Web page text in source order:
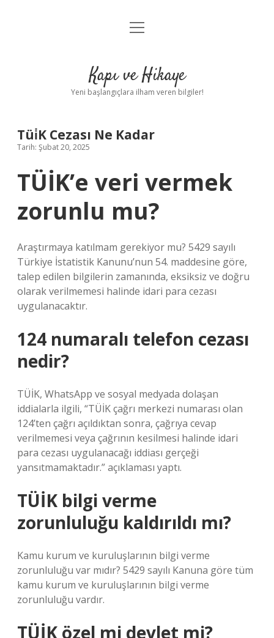
Anasayfa
Yasal Uyarı
menüyü
Kapı ve Hikaye
Yeni başlangıçlara ilham veren bilgiler!
Tüi̇K Cezası Ne Kadar
Tarih: Şubat 20, 2025
TÜİK’e veri vermek
zorunlu mu?
Araştırmaya katılmam gerekiyor mu? 5429 sayılı
Türkiye İstatistik Kanunu’nun 54. maddesine göre,
talep edilen bilgilerin zamanında, eksiksiz ve doğru
olarak verilmemesi halinde idari para cezası
uygulanacaktır.
124 numaralı telefon cezası
nedir?
TÜİK, WhatsApp ve sosyal medyada dolaşan
iddialarla ilgili, “TÜİK çağrı merkezi numarası olan
124’ten çağrı açıldıktan sonra, çağrıya cevap
verilmemesi veya çağrının kesilmesi halinde idari
para cezası uygulanacağı iddiası gerçeği
yansıtmamaktadır.” açıklaması yaptı.
TÜİK bilgi verme
zorunluluğu kaldırıldı mı?
Kamu kurum ve kuruluşlarının bilgi verme
zorunluluğu var mıdır? 5429 sayılı Kanuna göre tüm
kamu kurum ve kuruluşlarının bilgi verme
zorunluluğu vardır.
TÜİK özel mi devlet mi?